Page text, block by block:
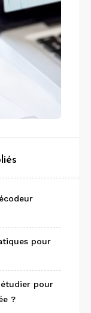
pour
étudier pour
?